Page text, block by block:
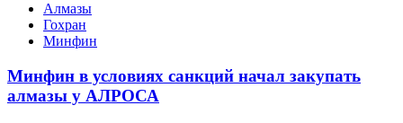
Алмазы
Гохран
Минфин
Минфин в условиях санкций начал закупать
алмазы у АЛРОСА